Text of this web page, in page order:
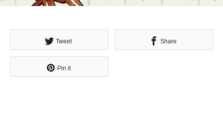
Tweet Share
Pin it